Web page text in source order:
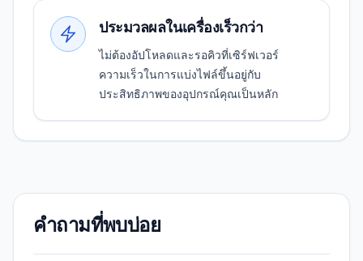
ประมวลผลในเครื่องเร็วกว่า
ไม่ต้องอัปโหลดและรอคิวที่เซิร์ฟเวอร์
ความเร็วในการแบ่งไฟล์ขึ้นอยู่กับ
ประสิทธิภาพของอุปกรณ์คุณเป็นหลัก
คำถามที่พบบ่อย